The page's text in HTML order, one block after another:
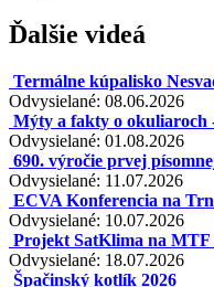
Ďalšie videá
Termálne kúpalisko
Odvysielané: 08.06.2026
Mýty a fakty o okuliaroch
Odvysielané: 01.08.2026
690. výročie prvej
Odvysielané: 11.07.2026
ECVA Konferencia na
Odvysielané: 10.07.2026
Projekt SatKlima na MTF
Odvysielané: 18.07.2026
Špačinský kotlík 2026